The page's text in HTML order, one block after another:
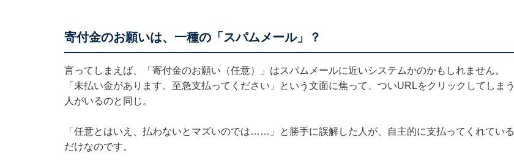
寄付金のお願いは、一種の「スパムメール」？
言ってしまえば、「寄付金のお願い（任意）」はスパムメールに近いシステムかのかもしれません。
「未払い金があります。至急支払ってください」という文面に焦って、ついURLをクリックしてしまう
人がいるのと同じ。
「任意とはいえ、払わないとマズいのでは……」と勝手に誤解した人が、自主的に支払ってくれている
だけなのです。